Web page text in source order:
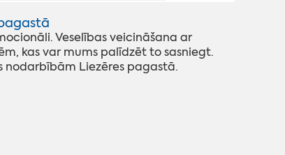
Veselības veicināšana ar
kas var mums palīdzēt to sasniegt.
nodarbībām Liezēres pagastā.